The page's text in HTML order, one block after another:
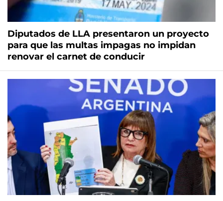
Diputados de LLA presentaron un proyecto
para que las multas impagas no impidan
renovar el carnet de conducir